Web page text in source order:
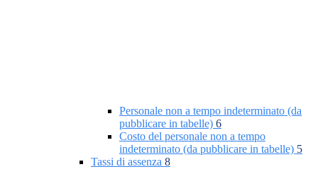
Personale non a tempo indeterminato (da
pubblicare in tabelle) 6
Costo del personale non a tempo
indeterminato (da pubblicare in tabelle) 5
Tassi di assenza 8